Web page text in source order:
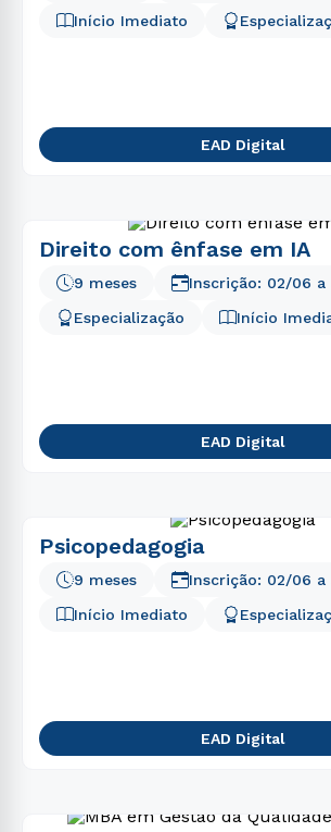
Início Imediato
EAD Digital
Direito com ênfase em IA
Especialização
9 meses
Início
Inscrição: 02/06 a
EAD Digital
Psicopedagogia
Início Imediato
9 meses Inscrição: 02/06 a
EAD Digital